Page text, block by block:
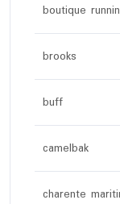
boutique
brooks
buff
camelbak
charente